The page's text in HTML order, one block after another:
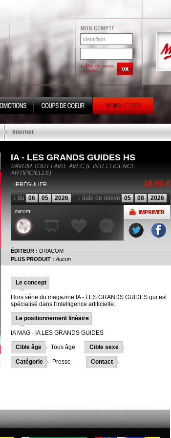
Mot de passe
oublié
Internet
IA - LES GRANDS GUIDES HS
SAVOIR TOUT FAIRE AVEC (L INTELLIGENCE
ARTIFICIELLE)
18,90 €
IRRÉGULIER
du 06 05 2026 date de relève 05 08 2026
ÉDITEUR : ORACOM
PLUS PRODUIT : Aucun
Le concept
Hors série du magazine IA - LES GRANDS GUIDES qui est
spécialisé dans l'intelligence artificielle.
Le positionnement linéaire
IA MAG - IA LES GRANDS GUIDES
Cible âge Tous âge Cible sexe
Catégorie Presse Contact